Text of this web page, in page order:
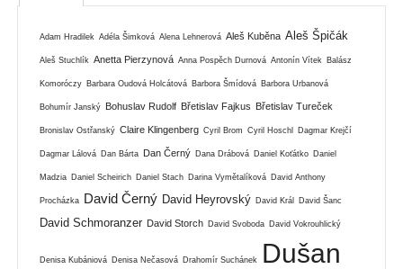
Adam Hradilek Adéla Šimková Alena Lehnerová Aleš Kuběna Aleš Špičák
Aleš Stuchlík Anetta Pierzynová Anna Pospěch Durnová Antonín Vítek Balász
Komoróczy Barbara Oudová Holcátová Barbora Šmídová Barbora Urbanová
Bohumír Janský Bohuslav Rudolf Břetislav Fajkus Břetislav Tureček
Bronislav Ostřanský Claire Klingenberg Cyril Brom Cyril Hoschl Dagmar Krejčí
Dagmar Lálová Dan Bárta Dan Černý Dana Drábová Daniel Koťátko Daniel
Madzia Daniel Scheirich Daniel Stach Darina Vymětalíková David Anthony
Procházka David Černý David Heyrovský David Král David Šanc
David Schmoranzer David Storch David Svoboda David Vokrouhlický
Denisa Kubániová Denisa Nečasová Drahomír Suchánek
Dušan